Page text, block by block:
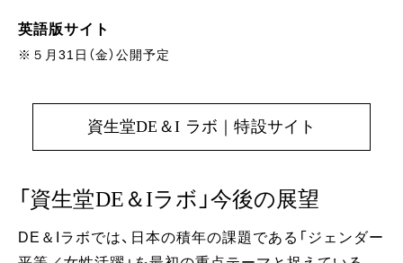
英語版サイト
※５月31日（金）公開予定
資生堂DE＆I ラボ｜特設サイト
「資生堂DE＆Iラボ」今後の展望
DE＆Iラボでは、日本の積年の課題である「ジェンダー